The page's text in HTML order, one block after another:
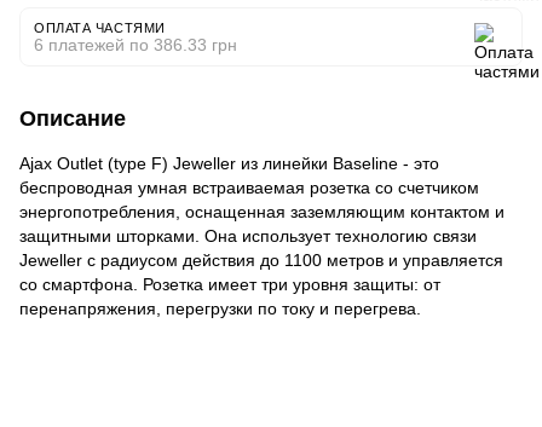
ОПЛАТА ЧАСТЯМИ
6 платежей по 386.33 грн
Описание
Ajax Outlet (type F) Jeweller из линейки Baseline - это
беспроводная умная встраиваемая розетка со счетчиком
энергопотребления, оснащенная заземляющим контактом и
защитными шторками. Она использует технологию связи
Jeweller с радиусом действия до 1100 метров и управляется
со смартфона. Розетка имеет три уровня защиты: от
перенапряжения, перегрузки по току и перегрева.